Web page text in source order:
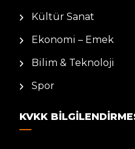
Kültür Sanat
Ekonomi – Emek
Bilim & Teknoloji
Spor
KVKK